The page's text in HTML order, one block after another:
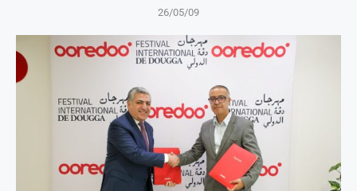
26/05/09